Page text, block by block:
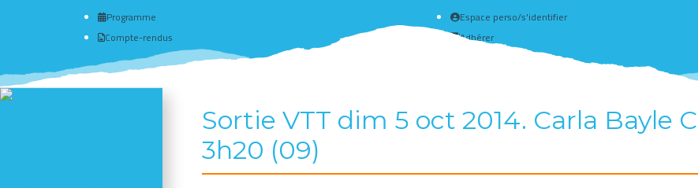
Programme
Compte-rendus
Espace perso/s'identifier
Adhérer
Créer un compte
Sortie VTT dim 5 oct 2014. Carla Bayle
3h20 (09)